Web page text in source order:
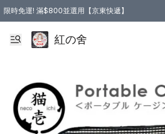
限時免運! 滿$800並選用【京東快遞】
紅の舍